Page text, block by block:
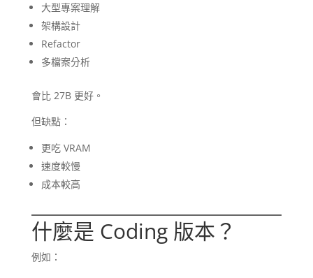
大型專案理解
架構設計
Refactor
多檔案分析
會比 27B 更好。
但缺點：
更吃 VRAM
速度較慢
成本較高
什麼是 Coding 版本？
例如：